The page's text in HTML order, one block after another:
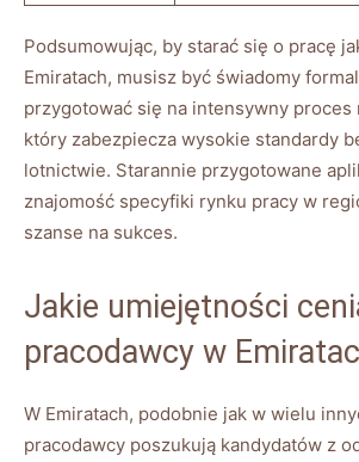
Podsumowując, by starać się o pracę
Emiratach, musisz być świadomy
przygotować się na intensywny proces
który zabezpiecza wysokie standardy
lotnictwie. Starannie przygotowane
znajomość specyfiki rynku pracy w
szanse na sukces.
Jakie umiejętności
pracodawcy w
W Emiratach, podobnie jak w wielu
pracodawcy poszukują kandydatów z